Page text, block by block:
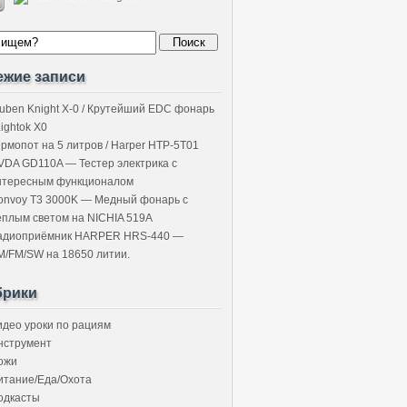
записи
Knight X-0 / Крутейший EDC фонарь
X0
на 5 литров / Harper HTP-5T01
GD110A — Тестер электрика с
функционалом
T3 3000K — Медный фонарь с
светом на NICHIA 519A
HARPER HRS-440 —
FM/SW на 18650 литии.
уроки по рациям
Еда/Охота